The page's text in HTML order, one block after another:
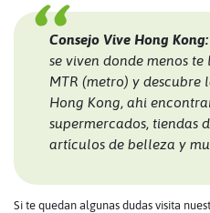
Consejo Vive Hong Kong:
se viven donde menos te
MTR (metro) y descubre
Hong Kong, ahi
supermercados, tiendas
artículos de belleza y
Si te quedan algunas dudas visita